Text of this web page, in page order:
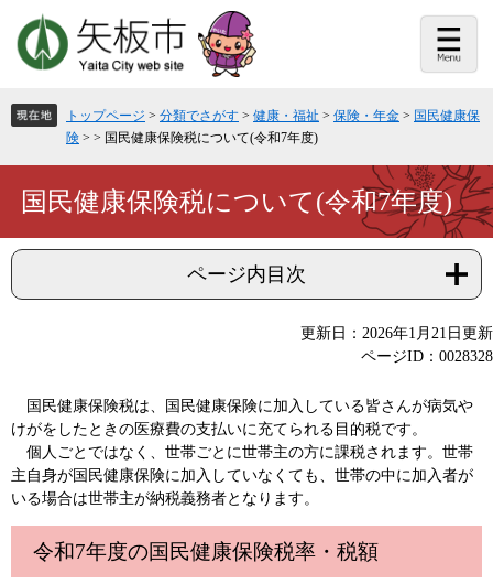
頭
で
飛
ば
て
トップページ > 分類でさがす > 健康・福祉 > 保険・年金 > 国民健康保
険 > > 国民健康保険税について(令和7年度)
国民健康保険税について(令和7年度)
ページ内目次
更新日：2026年1月21日更新
ページID：0028328
国民健康保険税は、国民健康保険に加入している皆さんが病気や
けがをしたときの医療費の支払いに充てられる目的税です。
個人ごとではなく、世帯ごとに世帯主の方に課税されます。世帯
主自身が国民健康保険に加入していなくても、世帯の中に加入者が
いる場合は世帯主が納税義務者となります。
令和7年度の国民健康保険税率・税額